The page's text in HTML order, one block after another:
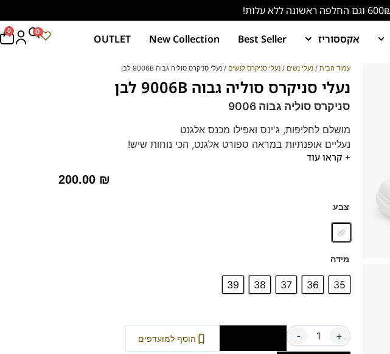
אקססוריז Best Seller
New Collection
OUTLET
0 0
עמוד הבית / נעלי נשים / נעלי סניקרס לנשים / נעלי סניקרס סוליה גבוה 9006B לבן
נעלי סניקרס סוליה גבוה 9006B לבן
סניקרס סוליה גבוה 9006
מושלם לחליפות, ג'ינס ואפילו מכנס אלגנט
נעליים אופנתיות במראה ספורט אלגנט, הכי נוחות שיש!
מומלץ גם לחתני בר מצווה לנוחות מרבית וסטייל ספורטיבי אלגנטי
אירופאי איטלקי נקי.
מדרס
+ קראו עוד
200.00 ₪
צבע
מידה
35
36
37
38
39
- + הוסף למועדפים